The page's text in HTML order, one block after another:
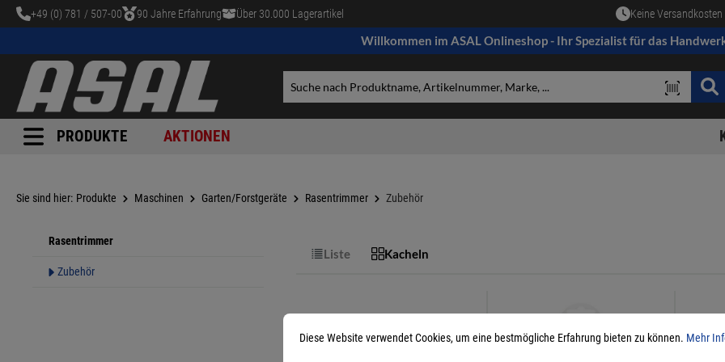
springen
+49 (0) 781 / 507-00 90 Jahre Erfahrung Über 30.000 Lagerartikel Keine
Willkommen im ASAL Onlineshop - Ihr Spezialist für das
PRODUKTE AKTIONEN
Sie sind hier: Produkte Maschinen Garten/Forstgeräte Rasentrimmer Zubehör
Rasentrimmer
Zubehör
Liste Kacheln
Diese Website verwendet Cookies, um eine bestmögliche Erfahrung bieten zu können. Mehr